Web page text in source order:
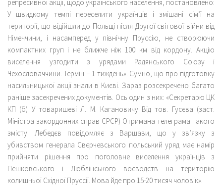
репресивної акції, щодо українського населення, постановлено:
У швидкому темпі переселити українців і змішані сім’ї на
території, що відійшли до Польщі після Другої світової війни від
Німеччини, і насамперед у північну Пруссію, не створюючи
компактних груп і не ближче ніж 100 км від кордону. Акцію
виселення узгодити з урядами Радянського Союзу і
Чехословаччини. Термін – 1 тиждень». Сумно, що про підготовку
насильницької акції знали в Києві. Зараз розсекречено багато
раніше засекречених документів. Ось один з них: «Секретарю ЦК
КП (б) У товаришеві Л. М. Кагановичу Від тов. Гусєва (заст.
Міністра закордонних справ СРСР) Отримана телеграма такого
змісту: Лебедєв повідомляє з Варшави, що у зв’язку з
убивством генерала Свєрчевського польський уряд має намір
прийняти рішення про поголовне виселення українців з
Пешковського і Люблінського воєводств на територію
колишньої Східної Пруссії. Мова йде про 15-20 тисяч чоловік».